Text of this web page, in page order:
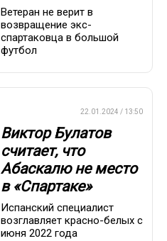
Ветеран не верит в
возвращение экс-
спартаковца в большой
футбол
22.01.2024 / 13:50
Виктор Булатов
считает, что
Абаскалю не место
в «Спартаке»
Испанский специалист
возглавляет красно-белых с
июня 2022 года